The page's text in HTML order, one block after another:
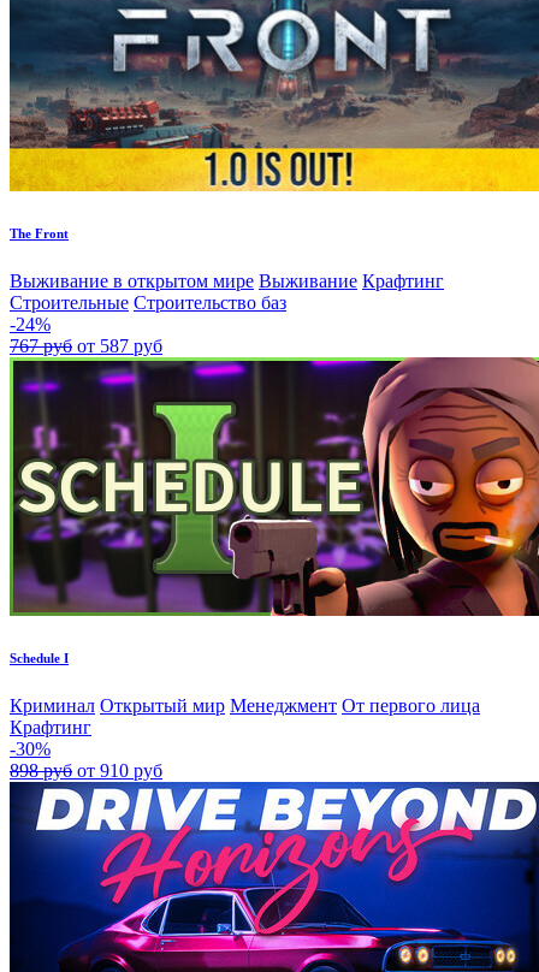
The Front
Выживание в открытом мире Выживание Крафтинг
Строительные Строительство баз
-24%
767 руб от 587 руб
Schedule I
Криминал Открытый мир Менеджмент От первого лица
Крафтинг
-30%
898 руб от 910 руб